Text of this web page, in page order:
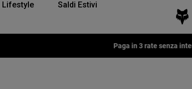
Lifestyle Saldi Estivi